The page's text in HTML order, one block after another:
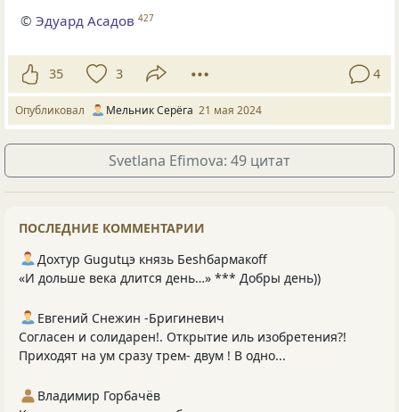
©Эдуард Асадов 427
35 3 4
Опубликовал Мельник Серёга 21 мая 2024
Svetlana Efimova: 49 цитат
ПОСЛЕДНИЕ КОММЕНТАРИИ
Дохтур Gugutцэ князь Беshбармакоff
«И дольше века длится день…» *** Добры день))
Евгений Снежин -Бригиневич
Согласен и солидарен!. Открытие иль изобретения?!
Приходят на ум сразу трем- двум ! В одно...
Владимир Горбачёв